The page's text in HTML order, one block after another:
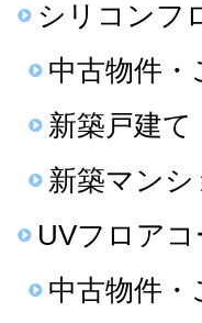
シリコンフ
中古物件・
新築戸建て
新築マンシ
UVフロア
中古物件・